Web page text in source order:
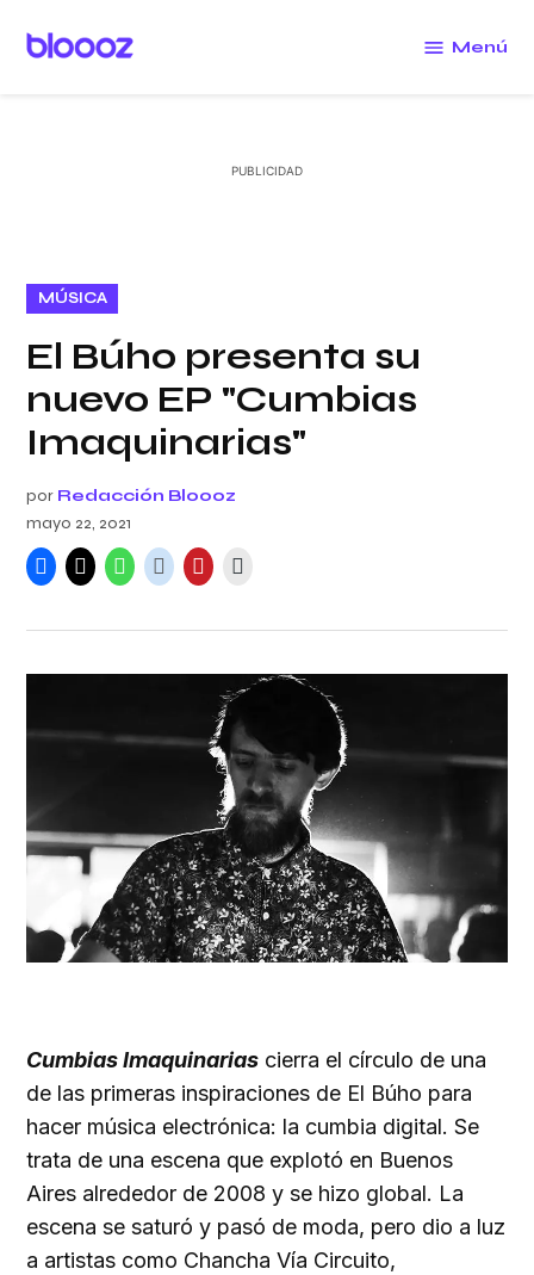
Menú
PUBLICADO
EN
MÚSICA
El Búho presenta su
nuevo EP "Cumbias
Imaquinarias"
por Redacción Bloooz
mayo 22, 2021
Cumbias Imaquinarias cierra el círculo de una
de las primeras inspiraciones de El Búho para
hacer música electrónica: la cumbia digital. Se
trata de una escena que explotó en Buenos
Aires alrededor de 2008 y se hizo global. La
escena se saturó y pasó de moda, pero dio a luz
a artistas como Chancha Vía Circuito,